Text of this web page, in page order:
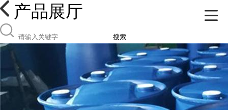
产品展厅
搜索